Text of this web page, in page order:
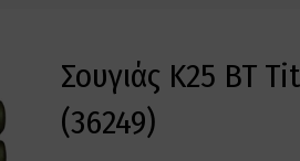
Σουγιάς K25 BT
(36249)